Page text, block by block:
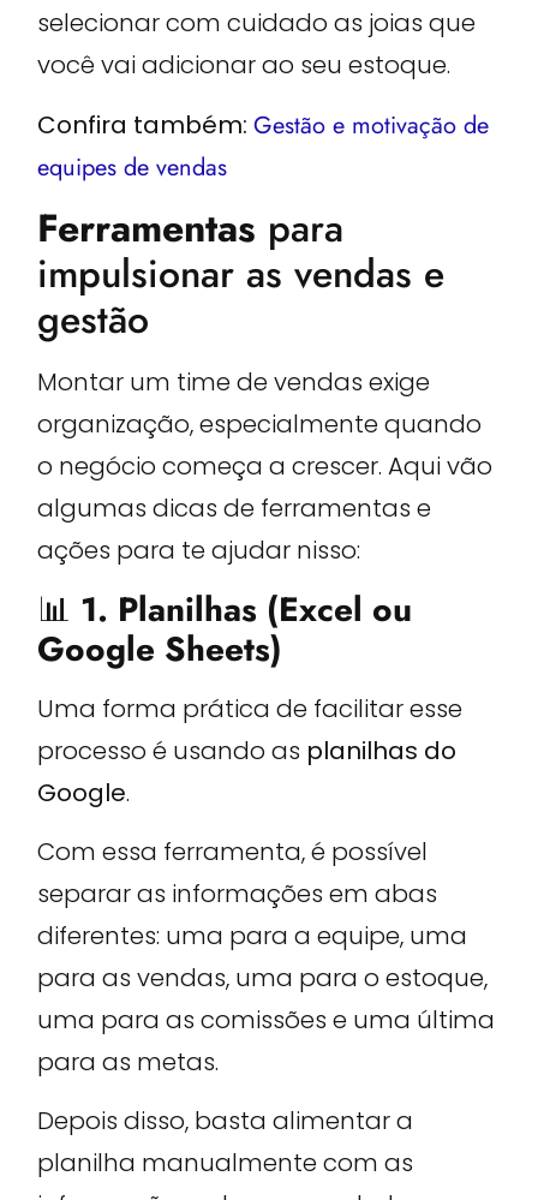
selecionar com cuidado as joias que
você vai adicionar ao seu estoque.
Confira também:Gestão e motivação de
equipes de vendas
Ferramentas para
impulsionar as vendas e
gestão
Montar um time de vendas exige
organização, especialmente quando
o negócio começa a crescer. Aqui vão
algumas dicas de ferramentas e
ações para te ajudar nisso:
📊 1. Planilhas (Excel ou
Google Sheets)
Uma forma prática de facilitar esse
processo é usando as planilhas do
Google.
Com essa ferramenta, é possível
separar as informações em abas
diferentes: uma para a equipe, uma
para as vendas, uma para o estoque,
uma para as comissões e uma última
para as metas.
Depois disso, basta alimentar a
planilha manualmente com as